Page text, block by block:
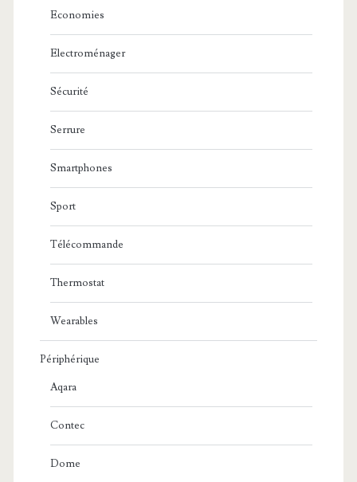
Economies
Electroménager
Sécurité
Serrure
Smartphones
Sport
Télécommande
Thermostat
Wearables
Périphérique
Aqara
Contec
Dome